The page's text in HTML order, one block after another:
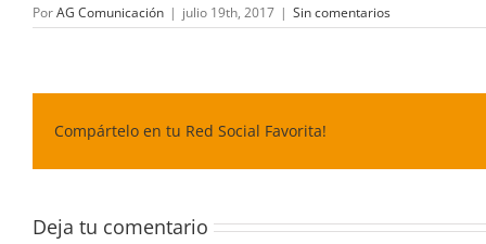
PorAG Comunicación | julio 19th, 2017 | Sin comentarios
Compártelo en tu Red Social Favorita!
Deja tu comentario